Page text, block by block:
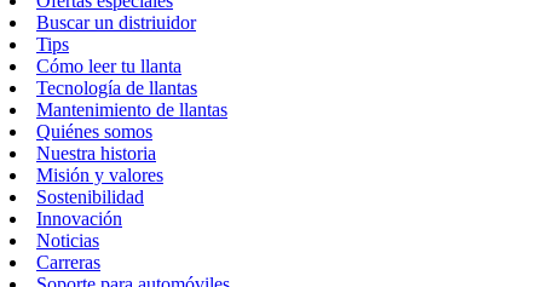
Buscar un distriuidor
Tips
Cómo leer tu llanta
Tecnología de llantas
Mantenimiento de llantas
Quiénes somos
Nuestra historia
Misión y valores
Sostenibilidad
Innovación
Noticias
Carreras